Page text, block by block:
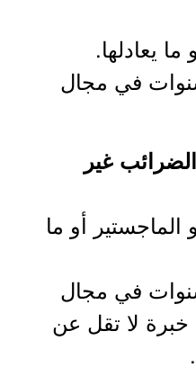
يعادلها.
لا تقل عن 4 سنوات في مجال
غير
أو ما
لا تقل عن 7 سنوات في مجال
خبرة لا تقل عن